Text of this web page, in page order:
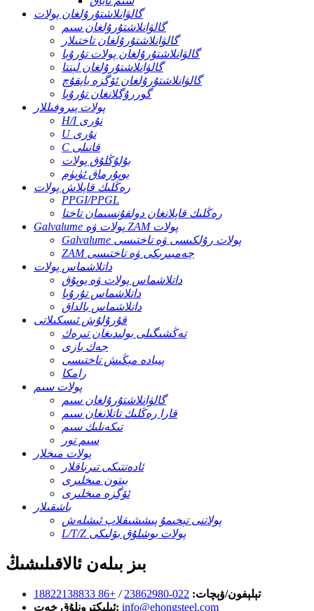
گالۋانلاشتۇرۇلغان پولات
گالۋانلاشتۇرۇلغان سىم
گالۋانلاشتۇرۇلغان تاختىلار
گالۋانلاشتۇرۇلغان پولات تۇرۇبا
گالۋانلاشتۇرۇلغان لېنتا
گالۋانلاشتۇرۇلغان ئۆگزە ياپقۇچ
گوررۇگلانغان تۇرۇبا
پولات پىروفىللار
H/I نۇرى
U نۇرى
C قانىلى
بۇلۇڭلۇق پولات
يوپۇرماق ئۈيۈم
رەڭلىك قاپلاش پولات
PPGI/PPGL
رەڭلىك قاپلانغان دولقۇنسىمان تاختا
Galvalume پولات ۋە ZAM پولات
Galvalume پولات رۇلكىسى ۋە تاختىسى
ZAM چەمبىرىكى ۋە تاختىسى
داتلاشماس پولات
داتلاشماس پولات ۋە يوپۇق
داتلاشماس تۇرۇبا
داتلاشماس بالداق
قۇرۇلۇش ئىسكىلاتى
تەڭشىگىلى بولىدىغان تىرەك
جەك بازى
پىيادە مېڭىش تاختىسى
رامكا
پولات سىم
گالۋانلاشتۇرۇلغان سىم
قارا رەڭلىك تاتلانغان سىم
تىكەنلىك سىم
سىم تور
پولات مىخلار
ئادەتتىكى تىرناقلار
بېتون مىخلىرى
ئۆگزە مىخلىرى
باشقىلار
پولاتنى تېخىمۇ پىششىقلاپ ئىشلەش
L/T/Z پولات بوشلۇق بۆلىكى
بىز بىلەن ئالاقىلىشىڭ
تېلېفون/ۋېچات: 022-23862980
/
+86 18822138833
ئېلېكترونلۇق خەت: info@ehongsteel.com